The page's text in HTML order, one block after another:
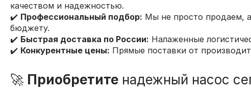
качеством и надежностью.
✔️ Профессиональный подбор: Мы не просто продаем,
бюджету.
✔️ Быстрая доставка по России: Налаженные
✔️ Конкурентные цены: Прямые поставки от
🚀 Приобретите надежный насос